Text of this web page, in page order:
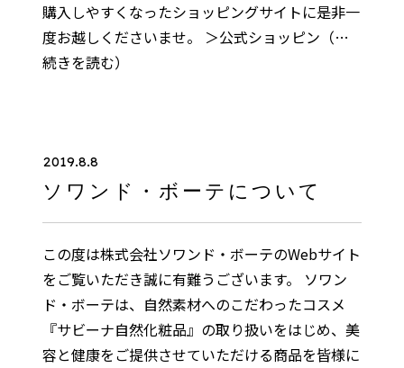
購入しやすくなったショッピングサイトに是非一
度お越しくださいませ。 ＞公式ショッピン （…
続きを読む）
2019.8.8
ソワンド・ボーテについて
この度は株式会社ソワンド・ボーテのWebサイト
をご覧いただき誠に有難うございます。 ソワン
ド・ボーテは、自然素材へのこだわったコスメ
『サビーナ自然化粧品』の取り扱いをはじめ、美
容と健康をご提供させていただける商品を皆様に